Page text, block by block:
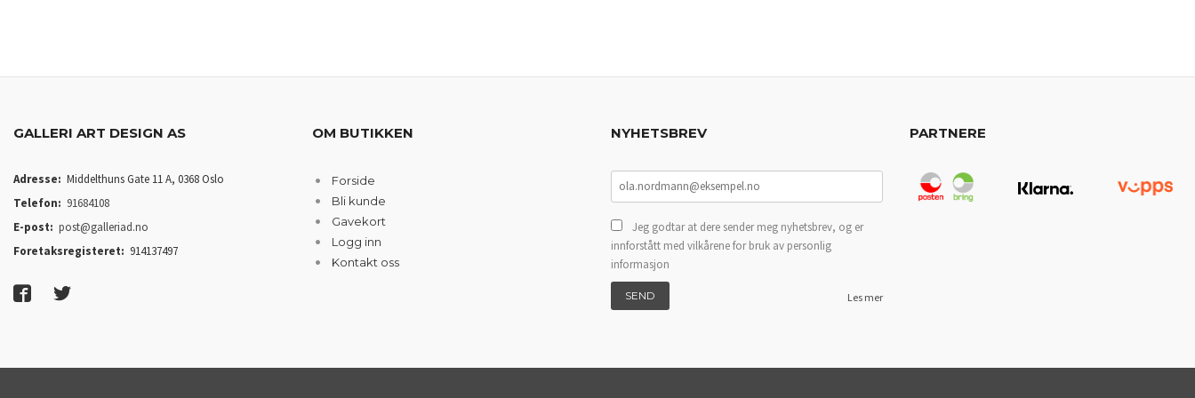
GALLERI ART DESIGN AS
Adresse: Middelthuns Gate 11 A, 0368 Oslo
Telefon: 91684108
E-post: post@galleriad.no
Foretaksregisteret: 914137497
OM BUTIKKEN
Forside
Bli kunde
Gavekort
Logg inn
Kontakt oss
NYHETSBREV
Jeg godtar at dere sender meg nyhetsbrev, og er
innforstått med vilkårene for bruk av personlig
informasjon
Les mer
PARTNERE